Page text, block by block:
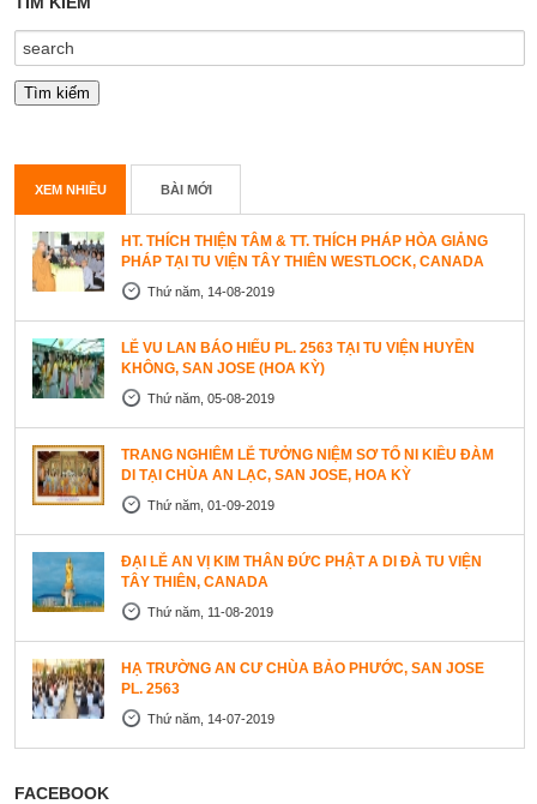
XEM NHIỀU BÀI MỚI
HT. THÍCH THIỆN TÂM & TT. THÍCH PHÁP HÒA GIẢNG
PHÁP TẠI TU VIỆN TÂY THIÊN WESTLOCK, CANADA
Thứ năm, 14-08-2019
LỄ VU LAN BÁO HIẾU PL. 2563 TẠI TU VIỆN HUYỀN
KHÔNG, SAN JOSE (HOA KỲ)
Thứ năm, 05-08-2019
TRANG NGHIÊM LỄ TƯỞNG NIỆM SƠ TỔ NI KIỀU ĐÀM
DI TẠI CHÙA AN LẠC, SAN JOSE, HOA KỲ
Thứ năm, 01-09-2019
ĐẠI LỄ AN VỊ KIM THÂN ĐỨC PHẬT A DI ĐÀ TU VIỆN
TÂY THIÊN, CANADA
Thứ năm, 11-08-2019
HẠ TRƯỜNG AN CƯ CHÙA BẢO PHƯỚC, SAN JOSE
PL. 2563
Thứ năm, 14-07-2019
FACEBOOK